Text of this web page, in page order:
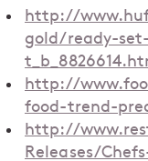
http://
gold/ready-
http://
food-trend-
http://
Releases/